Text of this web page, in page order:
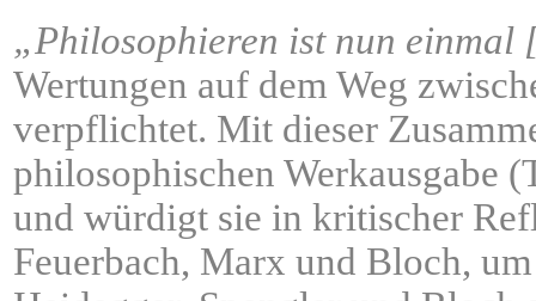
„Philosophieren ist nun
Wertungen auf dem Weg
verpflichtet. Mit dieser
philosophischen Werkausgabe
und würdigt sie in kritischer
Feuerbach, Marx und Bloch,